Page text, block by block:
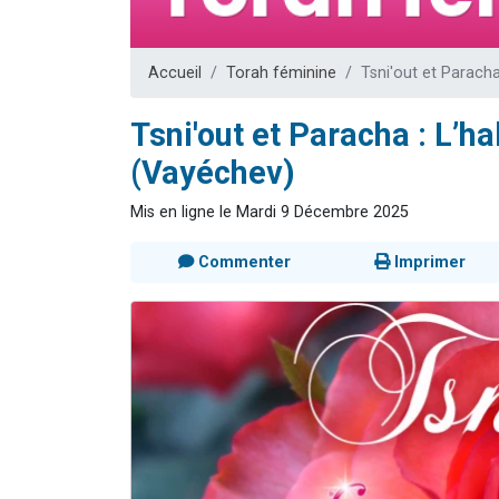
Nouvelle
61
Il reste
Eva vient de
Accueil Torah féminine Tsni'out et
Tsni'out et Paracha :
(Vayéchev)
Mis en ligne le Mardi 9 Décembre 2025
Commenter Imprimer